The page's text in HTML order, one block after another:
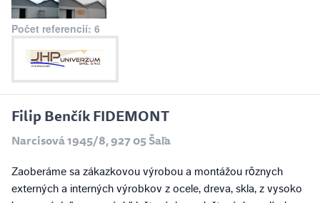
Počet referencií: 6
Filip Benčík FIDEMONT
Narcisová 1945/8, 927 05 Šaľa
Zaoberáme sa zákazkovou výrobou a montážou rôznych
externých a interných výrobkov z ocele, dreva, skla, z vysoko